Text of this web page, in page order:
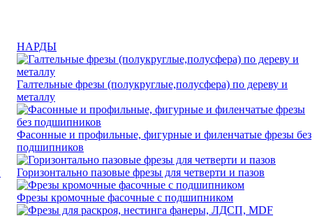
НАРДЫ
Галтельные фрезы (полукруглые,полусфера) по дереву и
металлу
Фасонные и профильные, фигурные и филенчатые фрезы без
подшипников
Горизонтально пазовые фрезы для четверти и пазов
Фрезы кромочные фасочные с подшипником